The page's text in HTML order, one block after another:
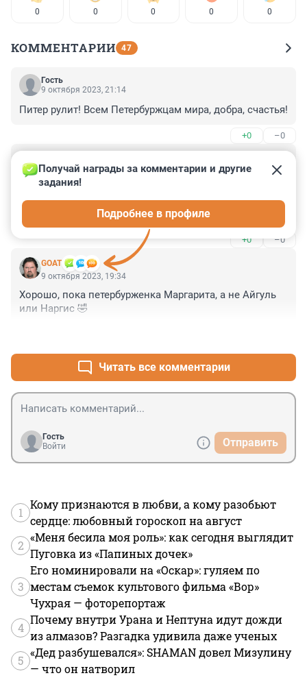
0 0 0 0 0
КОММЕНТАРИИ 47
Гость
9 октября 2023, 21:14
Питер рулит! Всем Петербуржцам мира, добра, счастья!
+0 –0
9 октября 2023, 21:12
Да ладно покупаются места или нет? Главное , что не
лошадь одержала победу , а очень симпатичная
девушка, но не более ! Красоты неземной нет,
обычная, но вполне милая, ах сколько же в России
красавиц, жаль что не у всех есть возможность
засветиться и блистать, но каждому свое. Здесь
реально, из имеющихся претенденток. , награда
нашла свою победительницу!
+0 –0
GOAT
Получай награды за комментарии и другие
задания!
Подробнее в профиле
9 октября 2023, 19:34
Хорошо, пока петербурженка Маргарита, а не Айгуль
или Наргис 🤣
Читать все комментарии
Гость
Войти
Отправить
1
Кому признаются в любви, а кому разобьют
сердце: любовный гороскоп на август
2
«Меня бесила моя роль»: как сегодня выглядит
Пуговка из «Папиных дочек»
3
Его номинировали на «Оскар»: гуляем по
местам съемок культового фильма «Вор»
Чухрая — фоторепортаж
4
Почему внутри Урана и Нептуна идут дожди
из алмазов? Разгадка удивила даже ученых
5
«Дед разбушевался»: SHAMAN довел Мизулину
— что он натворил